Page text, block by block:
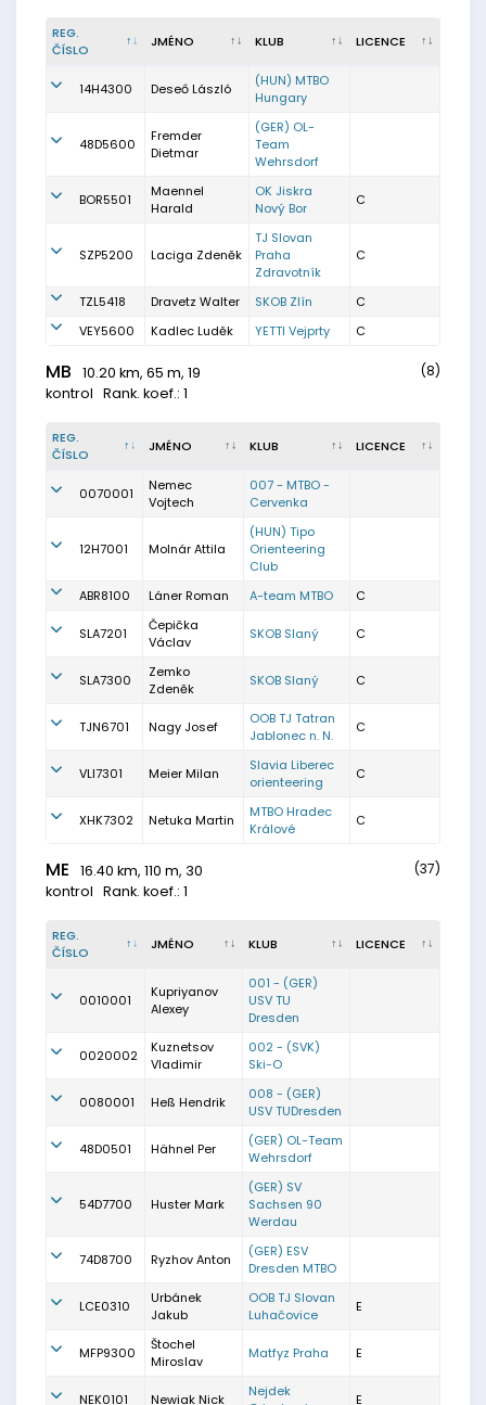
REG.
ČÍSLO
JMÉNO KLUB LICENCE
14H4300 Deseő László
(HUN) MTBO
Hungary
48D5600
Fremder
Dietmar
(GER) OL-
Team
Wehrsdorf
BOR5501
Maennel
Harald
OK Jiskra
Nový Bor
C
SZP5200 Laciga Zdeněk
TJ Slovan
Praha
Zdravotník
C
TZL5418 Dravetz Walter SKOB Zlín
C
VEY5600
Kadlec Luděk YETTI Vejprty C
MB
10.20 km, 65 m, 19
kontrol Rank. koef.: 1
(8)
REG.
ČÍSLO
JMÉNO KLUB LICENCE
0070001
Nemec
Vojtech
007 - MTBO -
Cervenka
12H7001 Molnár Attila
(HUN) Tipo
Orienteering
Club
ABR8100
Láner Roman A-team MTBO C
SLA7201
Čepička
Václav
SKOB Slaný C
SLA7300
Zemko
Zdeněk
SKOB Slaný C
TJN6701 Nagy Josef
OOB TJ Tatran
Jablonec n. N.
C
VLI7301 Meier Milan
Slavia Liberec
orienteering
C
XHK7302 Netuka Martin
MTBO Hradec
Králové
C
ME
16.40 km, 110 m, 30
kontrol Rank. koef.: 1
(37)
REG.
ČÍSLO
JMÉNO KLUB LICENCE
0010001
Kupriyanov
Alexey
001 - (GER)
USV TU
Dresden
0020002
Kuznetsov
Vladimir
002 - (SVK)
Ski-O
0080001 Heß Hendrik
008 - (GER)
USV TUDresden
48D0501 Hähnel Per
(GER) OL-Team
Wehrsdorf
54D7700 Huster Mark
(GER) SV
Sachsen 90
Werdau
74D8700 Ryzhov Anton
(GER) ESV
Dresden MTBO
LCE0310
Urbánek
Jakub
OOB TJ Slovan
Luhačovice
E
MFP9300
Štochel
Miroslav
Matfyz Praha E
NEK0101 Newiak Nick
Nejdek
E